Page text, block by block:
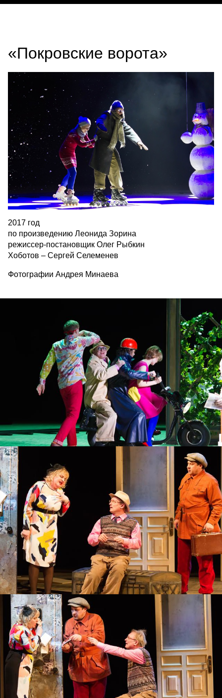
«Покровские ворота»
2017 год
по произведению Леонида Зорина
режиссер-постановщик Олег Рыбкин
Хоботов – Сергей Селеменев
Фотографии Андрея Минаева